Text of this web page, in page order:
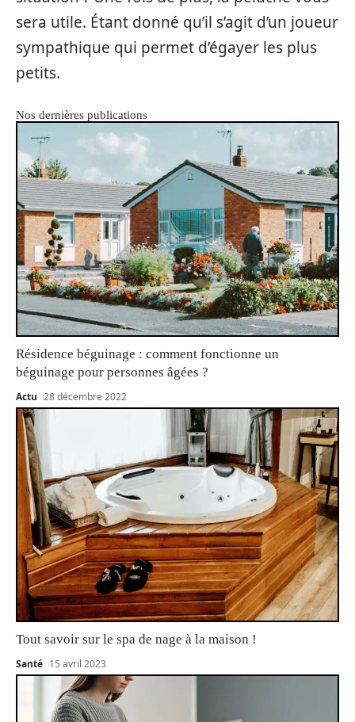
sera utile. Étant donné qu’il s’agit d’un joueur
sympathique qui permet d’égayer les plus
petits.
Nos dernières publications
Résidence béguinage : comment fonctionne un
béguinage pour personnes âgées ?
Actu 28 décembre 2022
Tout savoir sur le spa de nage à la maison !
Santé 15 avril 2023